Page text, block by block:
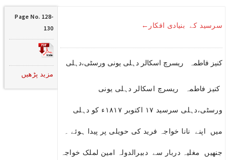
سرسید کے بنیادی افکار←
کنیز فاطمہ ریسرچ اسکالر دہلی یونی ورسٹی،دہلی
کنیز فاطمہ ریسرچ اسکالر دہلی یونی
ورسٹی،دہلی سرسید ۱۷ اکتوبر ۱۸۱۷ء کو دہلی
میں اپنے نانا خواجہ فرید کی حویلی پر پیدا ہوئے ۔
جنھیں مغلیہ دربار سے دبیرالدولہ امین لملک خواجہ
Page No. 128-
130
مزید پڑھیں